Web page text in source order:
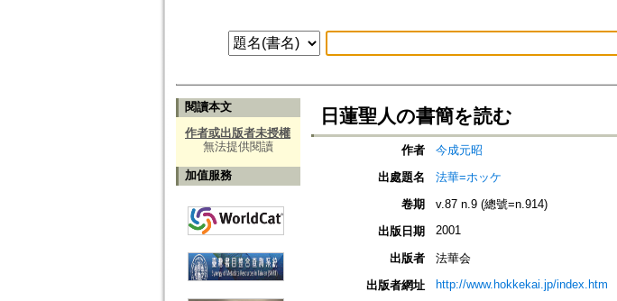
閱讀本文
作者或出版者未授權
無法提供閱讀
加值服務
日蓮聖人の書簡を読む
作者
今成元昭
出處題名
法華=ホッケ
卷期
v.87 n.9 (總號=n.914)
出版日期
2001
出版者
法華会
出版者網址
http://www.hokkekai.jp/index.htm